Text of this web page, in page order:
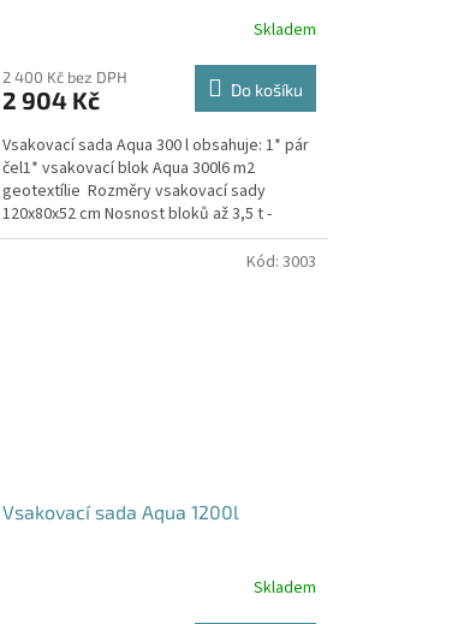
produktu
je
z
5
hvězdiček.
Skladem
2 400 Kč bez DPH
2 904 Kč Do košíku
Vsakovací sada Aqua 300 l obsahuje: 1* pár
čel1* vsakovací blok Aqua 300l6 m2
geotextílie Rozměry vsakovací sady
120x80x52 cm Nosnost bloků až 3,5 t -
možno umístit pod...
Vsakovací sada Aqua 1200l
Skladem
Kód: 3003